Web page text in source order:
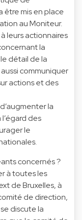
être mis en place
au Moniteur.
leurs actionnaires
la
détail de la
communiquer
actions et des
la
des
le
concernés ?
à toutes les
de Bruxelles, à
de direction,
discute la